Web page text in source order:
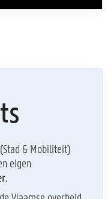
& Mobiliteit)
eigen
.